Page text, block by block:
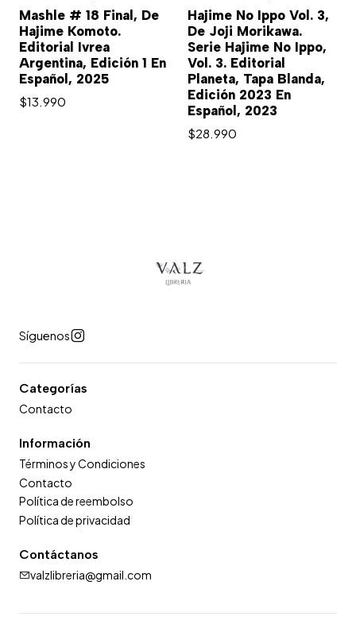
Mashle # 18 Final, De
Hajime Komoto.
Editorial Ivrea
Argentina, Edición 1 En
Español, 2025
$13.990
Hajime No Ippo Vol. 3,
De Joji Morikawa.
Serie Hajime No Ippo,
Vol. 3. Editorial
Planeta, Tapa Blanda,
Edición 2023 En
Español, 2023
$28.990
Síguenos
Categorías
Contacto
Información
Términos y Condiciones
Contacto
Política de reembolso
Política de privacidad
Contáctanos
valzlibreria@gmail.com